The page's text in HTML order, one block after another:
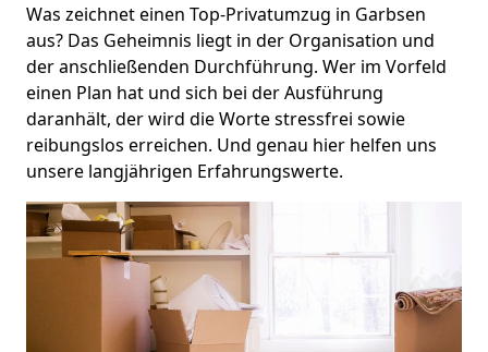
Was zeichnet einen Top-Privatumzug in Garbsen
aus? Das Geheimnis liegt in der Organisation und
der anschließenden Durchführung. Wer im Vorfeld
einen Plan hat und sich bei der Ausführung
daranhält, der wird die Worte stressfrei sowie
reibungslos erreichen. Und genau hier helfen uns
unsere langjährigen Erfahrungswerte.